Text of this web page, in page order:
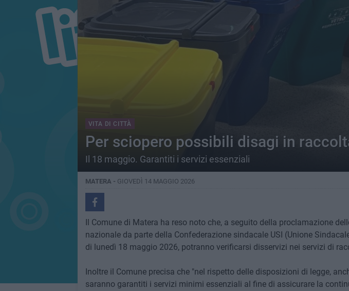
VITA DI CITTÀ
Per sciopero possibili disagi in
Il 18 maggio. Garantiti i servizi essenziali
MATERA - GIOVEDÌ 14 MAGGIO 2026
Il Comune di Matera ha reso noto che, a seguito della proclamazione
nazionale da parte della Confederazione sindacale USI (Unione
di lunedì 18 maggio 2026, potranno verificarsi disservizi nei servizi di
Inoltre il Comune precisa che "nel rispetto delle disposizioni di legge,
saranno garantiti i servizi minimi essenziali al fine di assicurare la